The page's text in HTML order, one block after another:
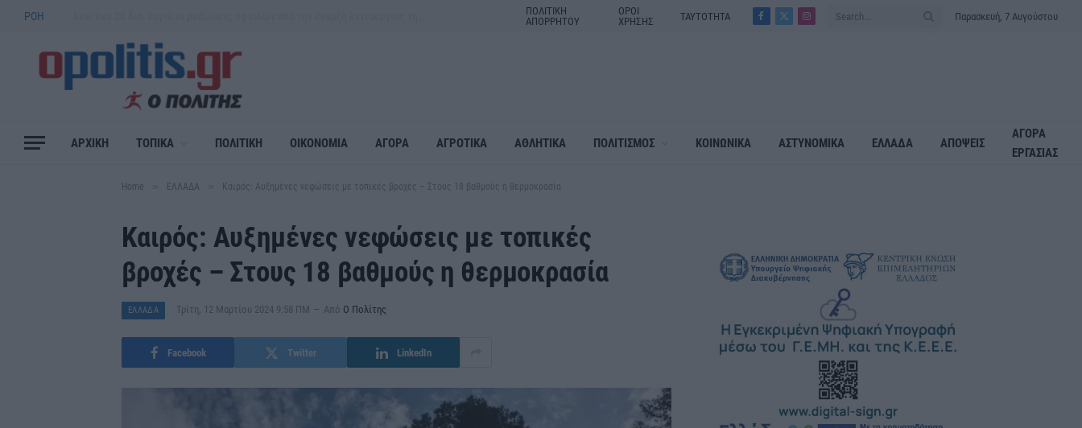
ΡΟΗ
ΠΟΛΙΤΙΚΗ
ΑΠΟΡΡΗΤΟΥ
ΟΡΟΙ
ΧΡΗΣΗΣ
ΤΑΥΤΟΤΗΤΑ
Facebook
X
Instagram
Παρασκευή, 7 Αυγούστου
ΑΡΧΙΚΗ ΤΟΠΙΚΑ ΠΟΛΙΤΙΚΗ ΟΙΚΟΝΟΜΙΑ ΑΓΟΡΑ ΑΓΡΟΤΙΚΑ ΑΘΛΗΤΙΚΑ ΠΟΛΙΤΙΣΜΟΣ ΚΟΙΝΩΝΙΚΑ ΑΣΤΥΝΟΜΙΚΑ ΕΛΛΑΔΑ ΑΠΟΨΕΙΣ
ΑΓΟΡΑ
ΕΡΓΑΣΙΑΣ
Home ΕΛΛΑΔΑ Καιρός: Αυξημένες νεφώσεις με τοπικές βροχές – Στους 18 βαθμούς η θερμοκρασία
Καιρός: Αυξημένες νεφώσεις με τοπικές
βροχές – Στους 18 βαθμούς η θερμοκρασία
ΕΛΛΑΔΑ Τρίτη, 12 Μαρτίου 2024 9:58 ΠΜ Από Ο Πολίτης
Facebook Twitter LinkedIn